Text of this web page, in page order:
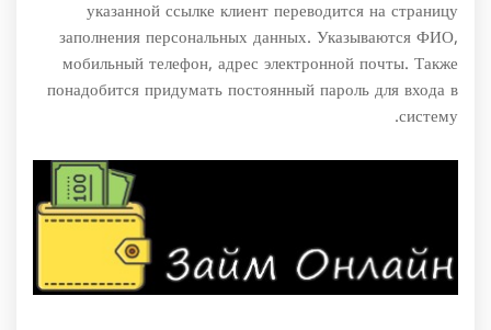
указанной ссылке клиент переводится на страницу
заполнения персональных данных. Указываются ФИО,
мобильный телефон, адрес электронной почты. Также
понадобится придумать постоянный пароль для входа в
систему.